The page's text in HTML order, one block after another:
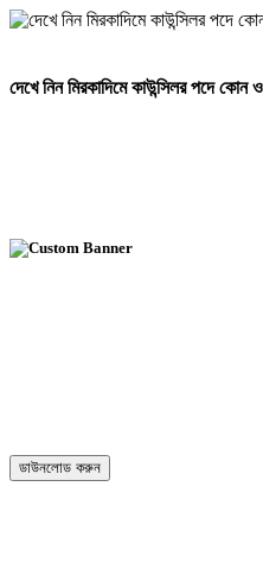
দেখে নিন মিরকাদিমে কাউন্সিলর পদে
ডাউনলোড করুন